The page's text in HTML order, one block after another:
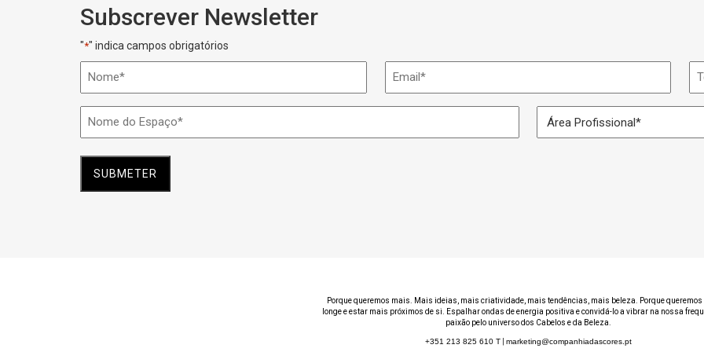
Subscrever Newsletter
"*" indica campos obrigatórios
Nome Email
Nome
do
Área
Profissional
Porque queremos mais. Mais ideias, mais criatividade, mais tendências, mais beleza. Porque
longe e estar mais próximos de si. Espalhar ondas de energia positiva e convidá-lo a vibrar na nossa
paixão pelo universo dos Cabelos e da Beleza.
+351 213 825 610 T| marketing@companhiadascores.pt